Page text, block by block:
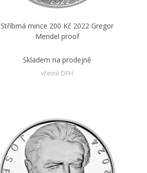
Stříbrná mince 200 Kč 2022 Gregor
Mendel proof
Skladem na prodejně
včetně DPH